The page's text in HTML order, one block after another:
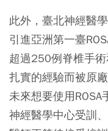
此外，臺北神經醫
引進亞洲第一臺
超過250例脊椎手
扎實的經驗而被原
未來想要使用
神經醫學中心受訓